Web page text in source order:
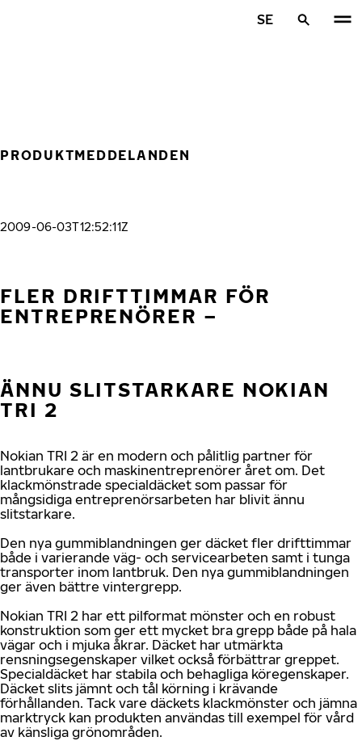
SE
PRODUKTMEDDELANDEN
2009-06-03T12:52:11Z
FLER DRIFTTIMMAR FÖR
ENTREPRENÖRER –
ÄNNU SLITSTARKARE NOKIAN
TRI 2
Nokian TRI 2 är en modern och pålitlig partner för
lantbrukare och maskinentreprenörer året om. Det
klackmönstrade specialdäcket som passar för
mångsidiga entreprenörsarbeten har blivit ännu
slitstarkare.
Den nya gummiblandningen ger däcket fler drifttimmar
både i varierande väg- och servicearbeten samt i tunga
transporter inom lantbruk. Den nya gummiblandningen
ger även bättre vintergrepp.
Nokian TRI 2 har ett pilformat mönster och en robust
konstruktion som ger ett mycket bra grepp både på hala
vägar och i mjuka åkrar. Däcket har utmärkta
rensningsegenskaper vilket också förbättrar greppet.
Specialdäcket har stabila och behagliga köregenskaper.
Däcket slits jämnt och tål körning i krävande
förhållanden. Tack vare däckets klackmönster och jämna
marktryck kan produkten användas till exempel för vård
av känsliga grönområden.